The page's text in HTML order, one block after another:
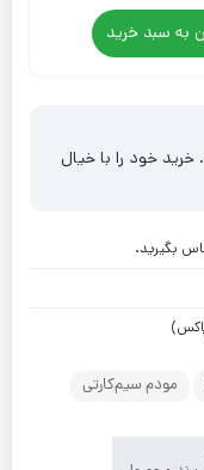
به سبد خرید
خود را با خیال
مودم سیم‌کارتی